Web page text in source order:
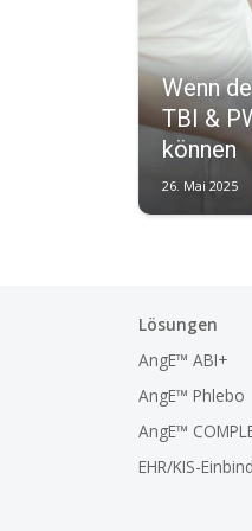
Wenn
TBI &
können
26. Mai 2025
Lösungen
AngE™ ABI+
AngE™ Phlebo
AngE™
EHR/KIS-